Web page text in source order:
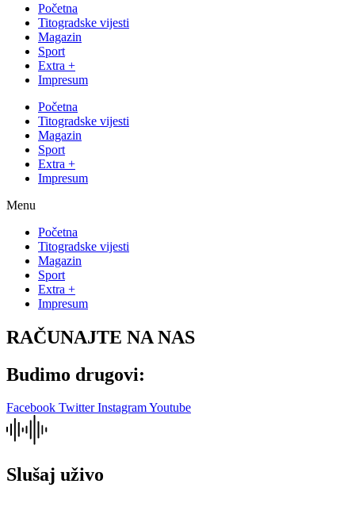
Početna
Titogradske vijesti
Magazin
Sport
Extra +
Impresum
Početna
Titogradske vijesti
Magazin
Sport
Extra +
Impresum
Menu
Početna
Titogradske vijesti
Magazin
Sport
Extra +
Impresum
RAČUNAJTE NA NAS
Budimo drugovi:
Facebook Twitter InstagramYoutube
Slušaj uživo